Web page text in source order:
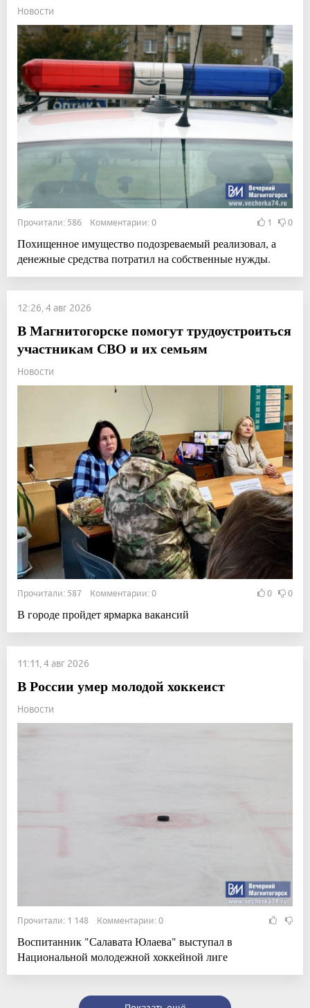
Новости
Прочитали: 586 Комментарии: 0 1 0
Похищенное имущество подозреваемый реализовал, а
денежные средства потратил на собственные нужды.
12:26, 4 авг 2026
В Магнитогорске помогут трудоустроиться
участникам СВО и их семьям
Новости
Прочитали: 587 Комментарии: 0 0 0
В городе пройдет ярмарка вакансий
11:11, 4 авг 2026
В России умер молодой хоккеист
Новости
Прочитали: 1 148 Комментарии: 0
Воспитанник "Салавата Юлаева" выступал в
Национальной молодежной хоккейной лиге